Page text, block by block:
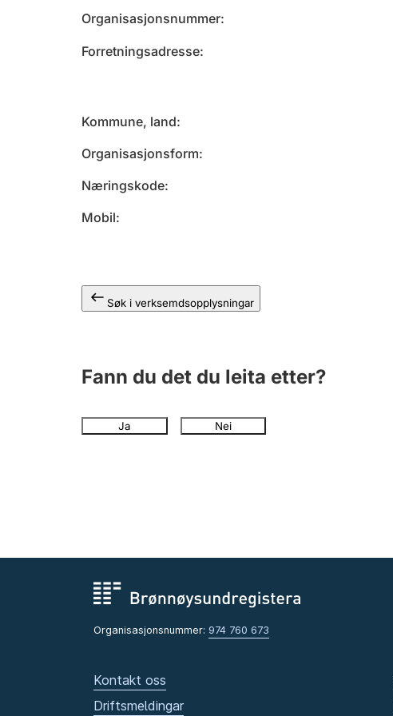
Organisasjonsnummer
Forretningsadresse
Kommune, land
Organisasjonsform
Næringskode
Mobil
Søk i verksemdsopplysningar
Fann du det du leita etter?
Ja Nei
Organisasjonsnummer: 974 760 673
Kontakt oss
Driftsmeldingar